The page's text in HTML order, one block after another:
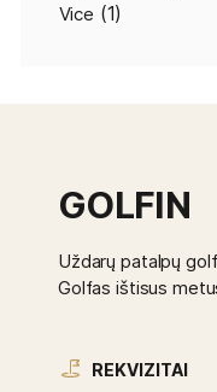
Vice (1)
GOLFIN
Uždarų patalpų
Golfas ištisus
REKVIZITAI